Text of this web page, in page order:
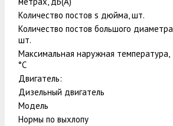
Количество постов ѕ дюйма, шт.
Количество постов большого диаметра,
шт.
Максимальная наружная температура,
°С
Двигатель:
Дизельный двигатель
Модель
Нормы по выхлопу